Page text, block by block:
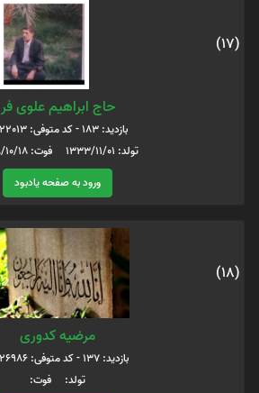
(17)
حاج ابراهیم علوی فر
بازدید: 183 - کد متوفی: 6222013
تولد: 1333/11/01 فوت: 1378/10/18
ورود به صفحه یادبود
(18)
مرضیه کدوری
بازدید: 137 - کد متوفی: 6226986
تولد: فوت: